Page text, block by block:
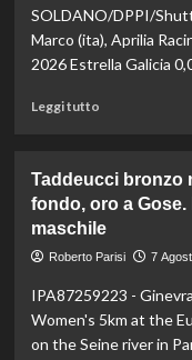
vetta:
anche
ad
del
mondo
SOLDANO/DPPI/
Marco (ita), Aprilia
2026 Estrella Galicia
Leggi tuttoLeggi
In
Gran
Bretagna
Bezzecchi
in
sella
ed
Taddeucci bronzo
fondo, oro a
maschile
Roberto Parisi 7
IPA87259223 -
Women's 5km at the
on the Seine river in